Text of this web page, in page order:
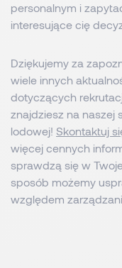
personalnym i
interesujące cię
Dziękujemy za
wiele innych
dotyczących
znajdziesz na naszej
lodowej! Skontaktuj
więcej cennych
sprawdzą się w
sposób możemy
względem